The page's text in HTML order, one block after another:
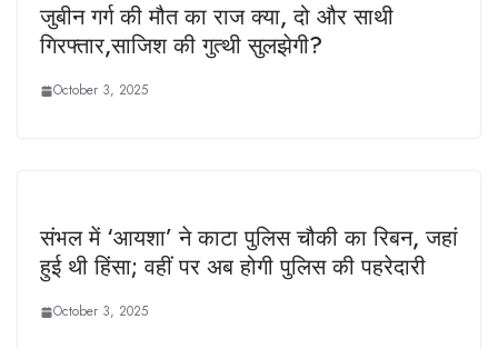
जुबीन गर्ग की मौत का राज क्‍या, दो और साथी
ग‍ि‍रफ्तार,साजिश की गुत्थी सुलझेगी?
October 3, 2025
संभल में ‘आयशा’ ने काटा पुलिस चौकी का रिबन, जहां
हुई थी हिंसा; वहीं पर अब होगी पुलिस की पहरेदारी
October 3, 2025